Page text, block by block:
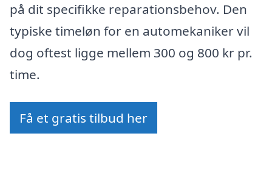
på dit specifikke reparationsbehov. Den
typiske timeløn for en automekaniker vil
dog oftest ligge mellem 300 og 800 kr pr.
time.
Få et gratis tilbud her